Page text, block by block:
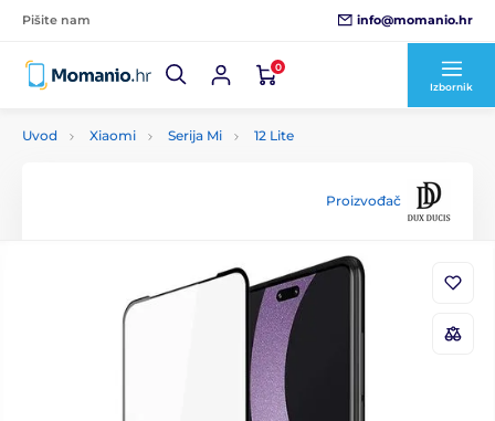
Pišite nam info@momanio.hr
0
Izbornik
Uvod Xiaomi Serija Mi 12 Lite
Proizvođač